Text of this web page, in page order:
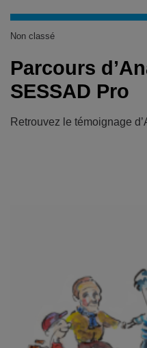
Non classé
Parcours
SESSAD Pro
Retrouvez le témoignage